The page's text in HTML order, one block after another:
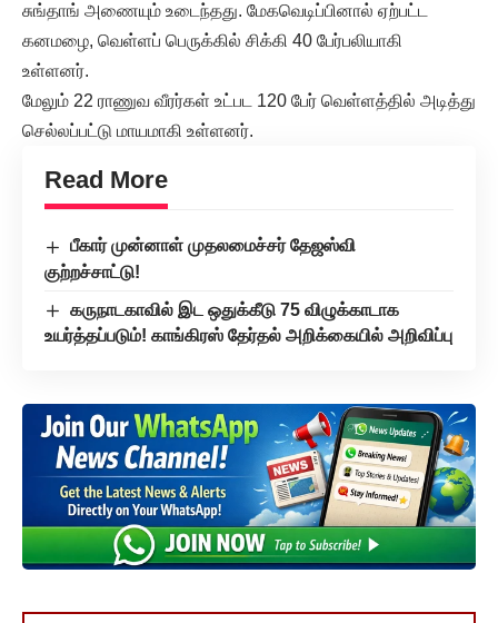
சுங்தாங் அணையும் உடைந்தது. மேகவெடிப்பினால் ஏற்பட்ட
கனமழை, வெள்ளப் பெருக்கில் சிக்கி 40 பேர்பலியாகி
உள்ளனர்.
மேலும் 22 ராணுவ வீரர்கள் உட்பட 120 பேர் வெள்ளத்தில் அடித்து
செல்லப்பட்டு மாயமாகி உள்ளனர்.
Read More
பீகார் முன்னாள் முதலமைச்சர் தேஜஸ்வி
குற்றச்சாட்டு!
கருநாடகாவில் இட ஒதுக்கீடு 75 விழுக்காடாக
உயர்த்தப்படும்! காங்கிரஸ் தேர்தல் அறிக்கையில் அறிவிப்பு